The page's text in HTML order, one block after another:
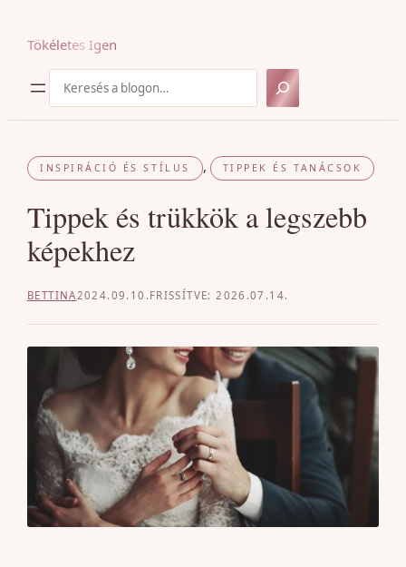
Tökéletes Igen
INSPIRÁCIÓ ÉS STÍLUS , TIPPEK ÉS TANÁCSOK
Tippek és trükkök a legszebb
képekhez
BETTINA2024.09.10. 2026.07.14.